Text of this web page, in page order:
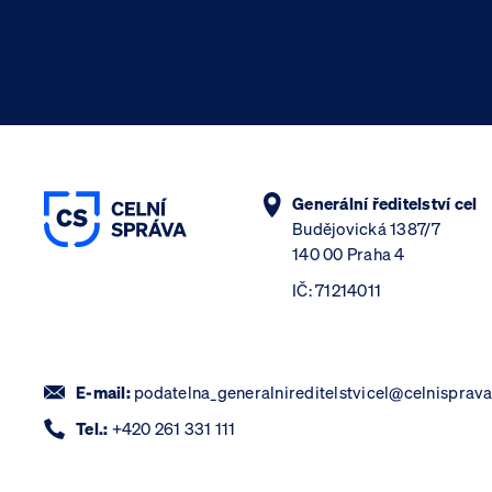
Generální ředitelství cel
Budějovická 1387/7
140 00 Praha 4
IČ: 71214011
E-mail:
Tel.: +420 261 331 111